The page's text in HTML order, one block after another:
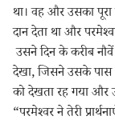
था। वह और उसका पूरा
दान देता था और
उसने दिन के करीब
देखा, जिसने उसके
को देखता रह गया
“परमेश्‍वर ने तेरी